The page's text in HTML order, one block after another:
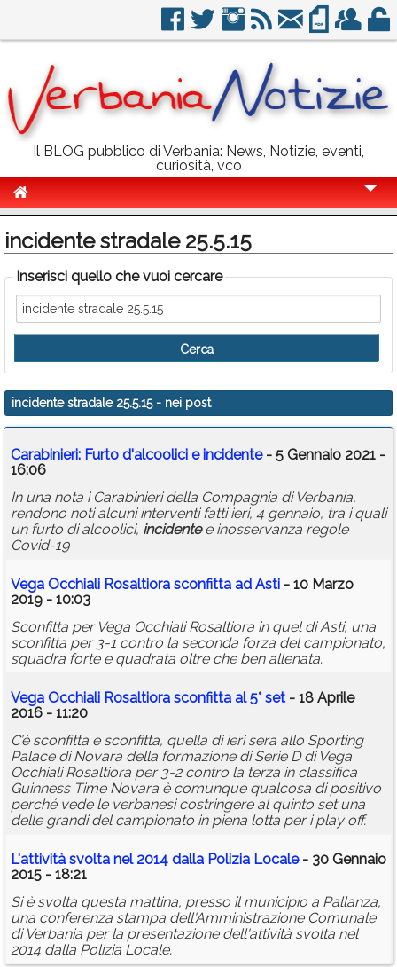
Il BLOG pubblico di Verbania: News, Notizie, eventi,
curiosità, vco
Politica
Sport
Eventi
Info Utili
Rubriche
Calendario
Annunci
incidente stradale 25.5.15
Inserisci quello che vuoi cercare
incidente stradale 25.5.15- nei post
Carabinieri: Furto d'alcoolici e incidente- 5 Gennaio 2021 -
16:06
In una nota i Carabinieri della Compagnia di Verbania,
rendono noti alcuni interventi fatti ieri, 4 gennaio, tra i quali
un furto di alcoolici, incidentee inosservanza regole
Covid-19
Vega Occhiali Rosaltiora sconfitta ad Asti - 10 Marzo
2019 - 10:03
Sconfitta per Vega Occhiali Rosaltiora in quel di Asti, una
sconfitta per 3-1 contro la seconda forza del campionato,
squadra forte e quadrata oltre che ben allenata.
Vega Occhiali Rosaltiora sconfitta al 5° set - 18 Aprile
2016 - 11:20
C’è sconfitta e sconfitta, quella di ieri sera allo Sporting
Palace di Novara della formazione di Serie D di Vega
Occhiali Rosaltiora per 3-2 contro la terza in classifica
Guinness Time Novara è comunque qualcosa di positivo
perché vede le verbanesi costringere al quinto set una
delle grandi del campionato in piena lotta per i play off.
L'attività svolta nel 2014 dalla Polizia Locale- 30 Gennaio
2015 - 18:21
Si è svolta questa mattina, presso il municipio a Pallanza,
una conferenza stampa dell'Amministrazione Comunale
di Verbania per la presentazione dell'attività svolta nel
2014 dalla Polizia Locale.